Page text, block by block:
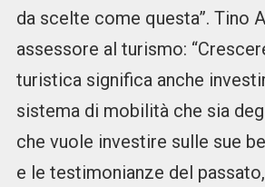
da scelte come questa”. Tino
assessore al turismo:
turistica significa anche
sistema di mobilità che sia
che vuole investire sulle sue
e le testimonianze del